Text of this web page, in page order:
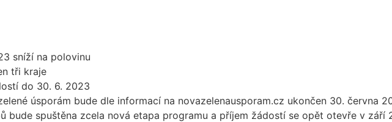
sníží na polovinu
tři kraje
do 30. 6. 2023
úsporám bude dle informací na novazelenausporam.cz ukončen 30. června
bude spuštěna zcela nová etapa programu a příjem žádostí se opět otevře v září